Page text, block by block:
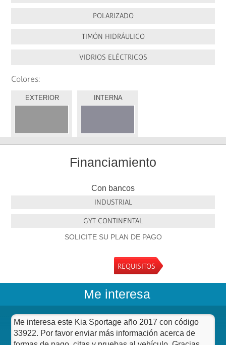
POLARIZADO
TIMÓN HIDRÁULICO
VIDRIOS ELÉCTRICOS
Colores:
EXTERIOR INTERNA
Financiamiento
Con bancos
INDUSTRIAL
GYT CONTINENTAL
SOLICITE SU PLAN DE PAGO
REQUISITOS
Me interesa